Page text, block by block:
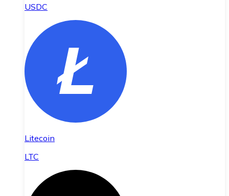
USDC
Litecoin
LTC